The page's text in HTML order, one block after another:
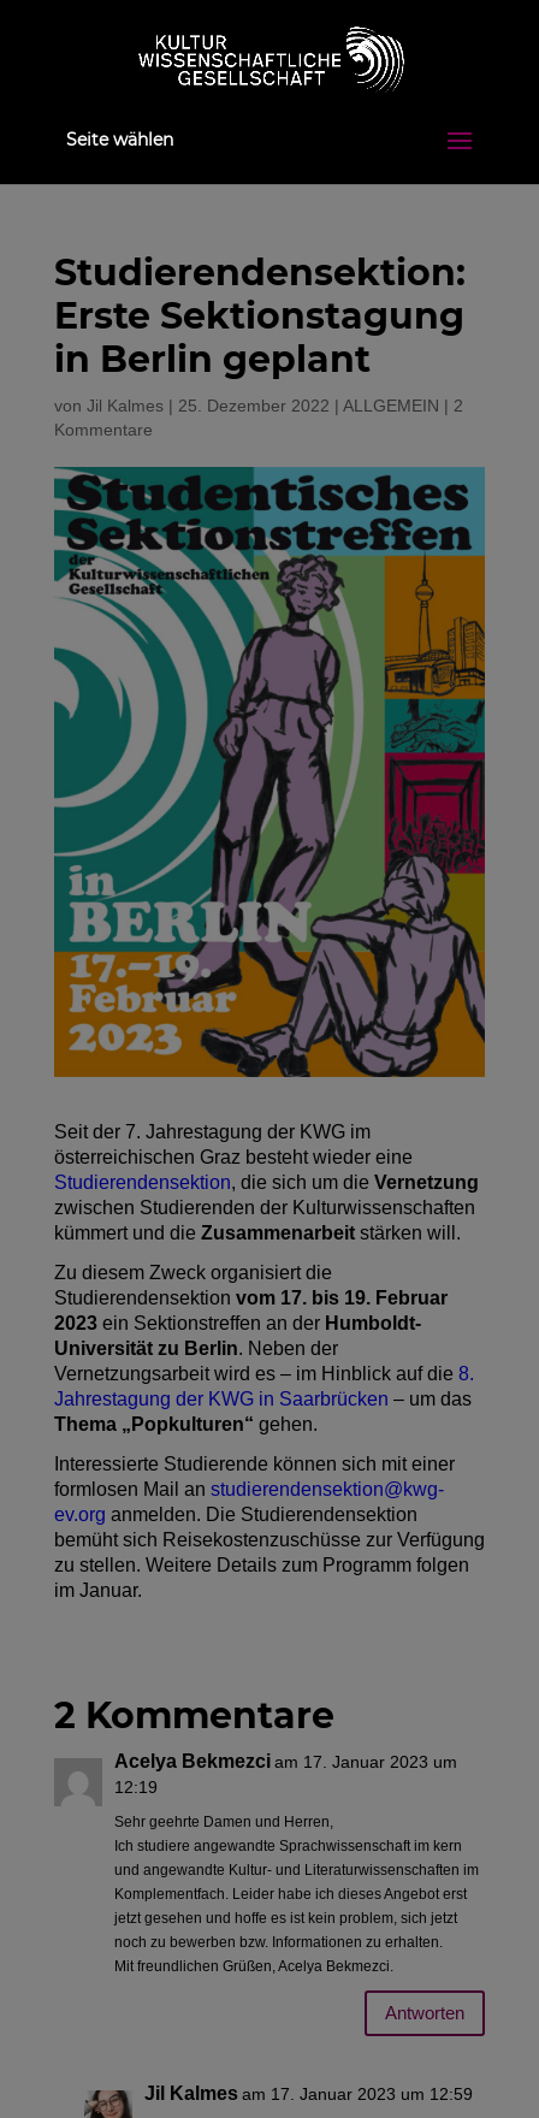
Seite wählen
Studierendensektion:
Erste Sektionstagung
in Berlin geplant
von Jil Kalmes| 25. Dezember 2022 | ALLGEMEIN | 2
Kommentare
Seit der 7. Jahrestagung der KWG im
österreichischen Graz besteht wieder eine
Studierendensektion, die sich um die Vernetzung
zwischen Studierenden der Kulturwissenschaften
kümmert und die Zusammenarbeitstärken will.
Zu diesem Zweck organisiert die
Studierendensektion vom 17. bis 19. Februar
2023ein Sektionstreffen an der Humboldt-
Universität zu Berlin. Neben der
Vernetzungsarbeit wird es – im Hinblick auf die 8.
Jahrestagung der KWG in Saarbrücken – um das
Thema „Popkulturen“ gehen.
Interessierte Studierende können sich mit einer
formlosen Mail an studierendensektion@kwg-
ev.org anmelden. Die Studierendensektion
bemüht sich Reisekostenzuschüsse zur Verfügung
zu stellen. Weitere Details zum Programm folgen
im Januar.
2 Kommentare
Acelya Bekmezci am 17. Januar 2023 um
12:19
Sehr geehrte Damen und Herren,
Ich studiere angewandte Sprachwissenschaft im kern
und angewandte Kultur- und Literaturwissenschaften im
Komplementfach. Leider habe ich dieses Angebot erst
jetzt gesehen und hoffe es ist kein problem, sich jetzt
noch zu bewerben bzw. Informationen zu erhalten.
Mit freundlichen Grüßen, Acelya Bekmezci.
Antworten
Jil Kalmes am 17. Januar 2023 um 12:59